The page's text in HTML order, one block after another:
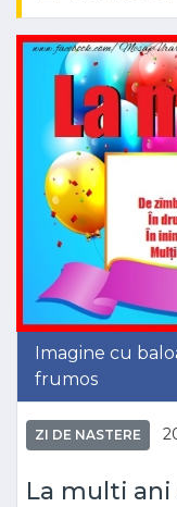
Imagine cu
frumos
ZI DE NASTERE
La multi ani